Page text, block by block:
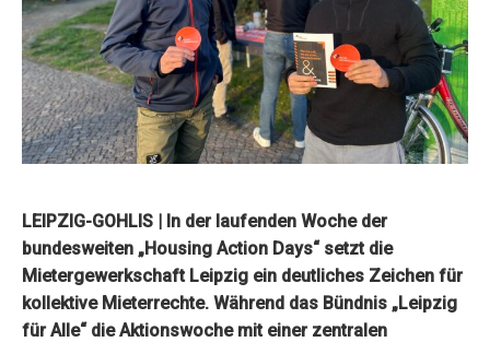
LEIPZIG-GOHLIS | In der laufenden Woche der
bundesweiten „Housing Action Days“ setzt die
Mietergewerkschaft Leipzig ein deutliches Zeichen für
kollektive Mieterrechte. Während das Bündnis „Leipzig
für Alle“ die Aktionswoche mit einer zentralen